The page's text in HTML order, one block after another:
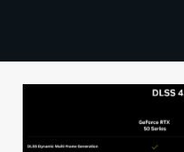
TECHBBS
HINTA.FI